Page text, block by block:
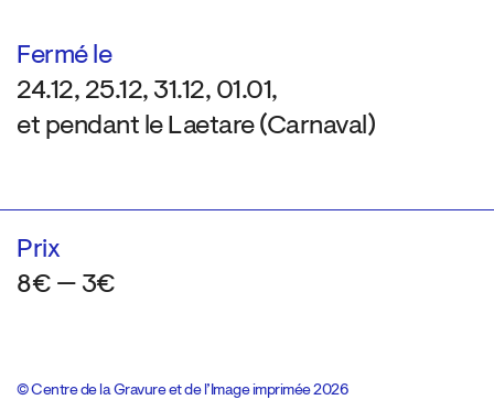
Fermé le
24.12, 25.12, 31.12, 01.01,
et pendant le Laetare (Carnaval)
Prix
8€ — 3€
© Centre de la Gravure et de l’Image imprimée 2026